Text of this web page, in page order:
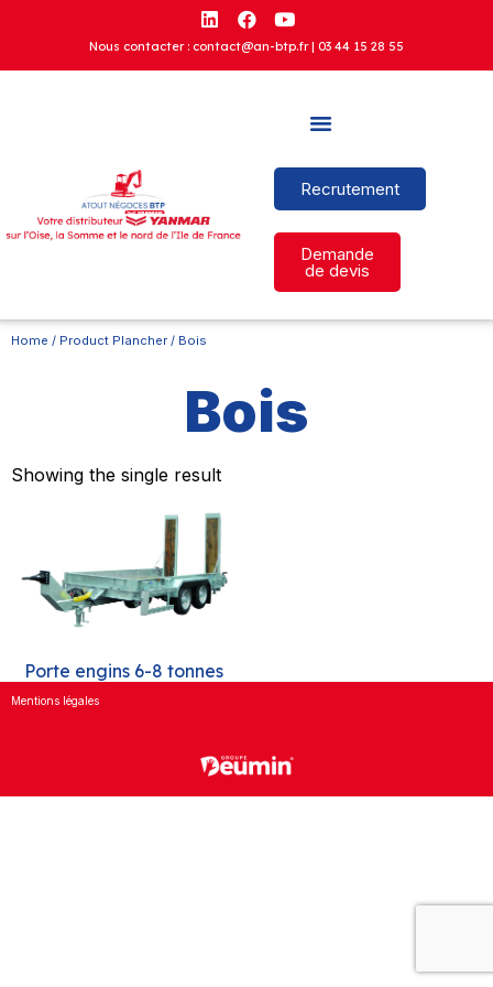
Nous contacter : contact@an-btp.fr | 03 44 15 28 55
Recrutement
Demande
de devis
Home / Product Plancher / Bois
Bois
Showing the single result
Porte engins 6-8 tonnes
Mentions légales